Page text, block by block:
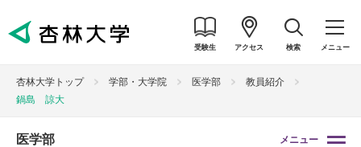
受験生 アクセス 検索 メニュー
杏林大学トップ 学部・大学院 医学部
教員紹介
鍋島 諒大
医学部 メニュー